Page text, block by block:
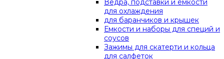
Ведра, подставки и емкости
для охлаждения
для баранчиков и крышек
Емкости и наборы для специй и
соусов
Зажимы для скатерти и кольца
для салфеток